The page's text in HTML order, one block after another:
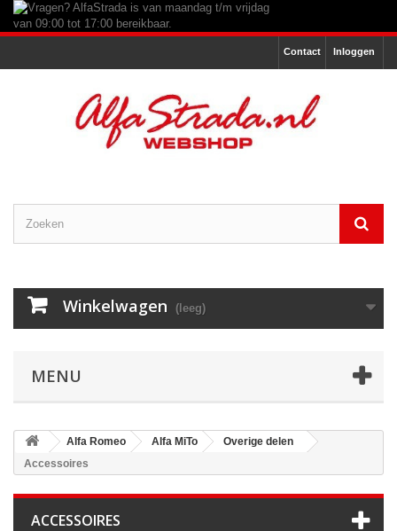
Inloggen
Contact
Winkelwagen (leeg)
MENU
Alfa Romeo Alfa MiTo
Overige delen
Accessoires
ACCESSOIRES